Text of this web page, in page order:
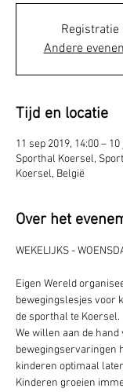
Registratie
Andere
Tijd en locatie
11 sep 2019, 14:00 –
Sporthal Koersel,
Koersel, België
Over het
Eigen Wereld
bewegingslesjes voor
We willen aan de
bewegingservaringen
kinderen optimaal
Kinderen groeien